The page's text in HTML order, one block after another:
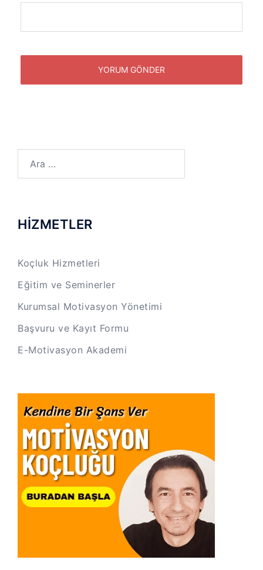
HİZMETLER
Koçluk Hizmetleri
Eğitim ve Seminerler
Kurumsal Motivasyon Yönetimi
Başvuru ve Kayıt Formu
E-Motivasyon Akademi